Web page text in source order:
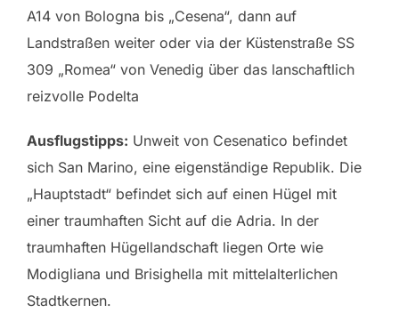
A14 von Bologna bis „Cesena“, dann auf
Landstraßen weiter oder via der Küstenstraße SS
309 „Romea“ von Venedig über das lanschaftlich
reizvolle Podelta
Ausflugstipps: Unweit von Cesenatico befindet
sich San Marino, eine eigenständige Republik. Die
„Hauptstadt“ befindet sich auf einen Hügel mit
einer traumhaften Sicht auf die Adria. In der
traumhaften Hügellandschaft liegen Orte wie
Modigliana und Brisighella mit mittelalterlichen
Stadtkernen.